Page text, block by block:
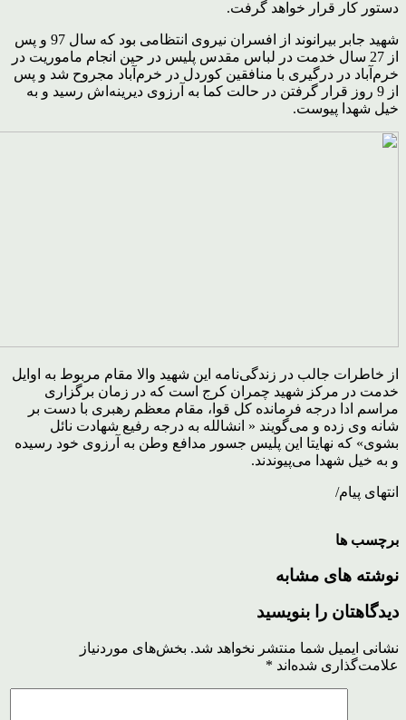
دستور کار قرار خواهد گرفت.
شهید جابر بیرانوند از افسران نیروی انتظامی بود که سال 97 و پس
از 27 سال خدمت در لباس مقدس پلیس در حین انجام ماموریت در
خرم‌آباد در درگیری با منافقین کوردل در خرم‌آباد مجروح شد و پس
از 9 روز قرار گرفتن در حالت کما به آرزوی دیرینه‌اش رسید و به
خیل شهدا پیوست.
از خاطرات جالب در زندگی‌نامه این شهید والا مقام مربوط به اوایل
خدمت در مرکز شهید چمران کرج است که در زمان برگزاری
مراسم ادا درجه فرمانده کل قوا، مقام معظم رهبری با دست بر
شانه وی زده و می‌گویند « انشالله به درجه رفیع شهادت نائل
بشوی» که نهایتا این پلیس جسور مدافع وطن به آرزوی خود رسیده
و به خیل شهدا می‌پیوندند.
انتهای پیام/
برچسب ها
نوشته های مشابه
دیدگاهتان را بنویسید
نشانی ایمیل شما منتشر نخواهد شد. بخش‌های موردنیاز
علامت‌گذاری شده‌اند *